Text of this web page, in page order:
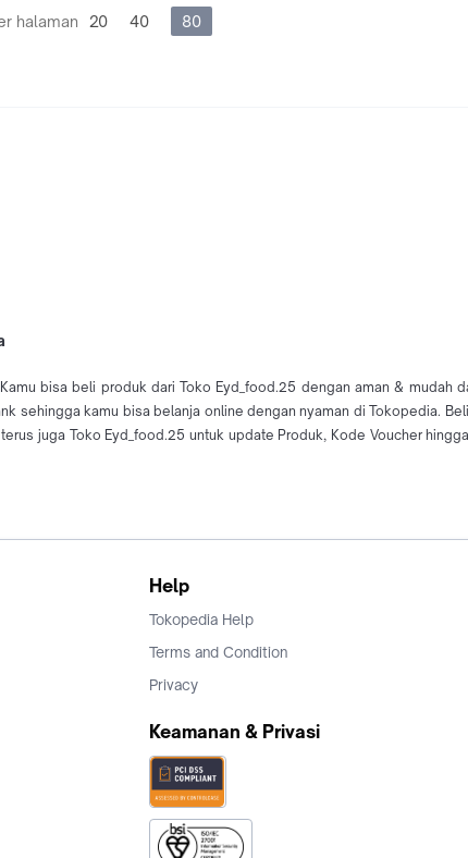
halaman 20 40 80
bisa beli produk dari Toko Eyd_food.25 dengan aman & mudah
sehingga kamu bisa belanja online dengan nyaman di Tokopedia.
juga Toko Eyd_food.25 untuk update Produk, Kode Voucher
Help
Tokopedia Help
Terms and Condition
Privacy
Keamanan & Privasi